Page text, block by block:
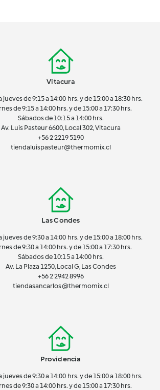
Vitacura
jueves de 9:15 a 14:00 hrs. y de 15:00 a 18:30 hrs.
de 9:15 a 14:00 hrs. y de 15:00 a 17:30 hrs.
Sábados de 10:15 a 14:00 hrs.
Av. Luis Pasteur 6600, Local 302, Vitacura
+56 2 2219 5190
tiendaluispasteur@thermomix.cl
Las Condes
jueves de 9:30 a 14:00 hrs. y de 15:00 a 18:00 hrs.
de 9:30 a 14:00 hrs. y de 15:00 a 17:30 hrs.
Sábados de 10:15 a 14:00 hrs.
Av. La Plaza 1250, Local G, Las Condes
+56 2 2942 8996
tiendasancarlos@thermomix.cl
Providencia
jueves de 9:30 a 14:00 hrs. y de 15:00 a 18:00 hrs.
de 9:30 a 14:00 hrs. y de 15:00 a 17:30 hrs.